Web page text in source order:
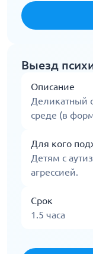
Выезд
Описание
Деликатный
среде (в
Для кого
Детям с
агрессией.
Срок
1.5 часа